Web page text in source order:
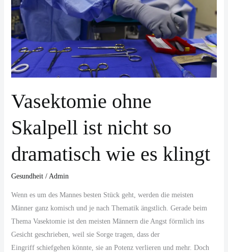
Vasektomie ohne
Skalpell ist nicht so
dramatisch wie es klingt
Gesundheit/ Admin
Wenn es um des Mannes besten Stück geht, werden die meisten
Männer ganz komisch und je nach Thematik ängstlich. Gerade beim
Thema Vasektomie ist den meisten Männern die Angst förmlich ins
Gesicht geschrieben, weil sie Sorge tragen, dass der
Eingriff schiefgehen könnte, sie an Potenz verlieren und mehr. Doch
dramatisch
es
klingt